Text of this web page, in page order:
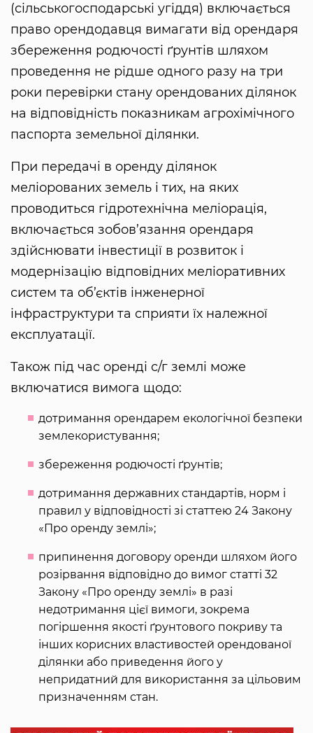
(сільськогосподарські угіддя) включається
право орендодавця вимагати від орендаря
збереження родючості ґрунтів шляхом
проведення не рідше одного разу на три
роки перевірки стану орендованих ділянок
на відповідність показникам агрохімічного
паспорта земельної ділянки.
При передачі в оренду ділянок
меліорованих земель і тих, на яких
проводиться гідротехнічна меліорація,
включається зобов’язання орендаря
здійснювати інвестиції в розвиток і
модернізацію відповідних меліоративних
систем та об’єктів інженерної
інфраструктури та сприяти їх належної
експлуатації.
Також під час оренді с/г землі може
включатися вимога щодо:
дотримання орендарем екологічної безпеки
землекористування;
збереження родючості ґрунтів;
дотримання державних стандартів, норм і
правил у відповідності зі статтею 24 Закону
«Про оренду землі»;
припинення договору оренди шляхом його
розірвання відповідно до вимог статті 32
Закону «Про оренду землі» в разі
недотримання цієї вимоги, зокрема
погіршення якості ґрунтового покриву та
інших корисних властивостей орендованої
ділянки або приведення його у
непридатний для використання за цільовим
призначенням стан.